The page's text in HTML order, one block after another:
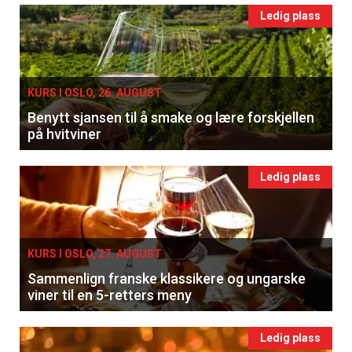
Ledig plass
KURS I OSLO, 26. AUGUST
Benytt sjansen til å smake og lære forskjellen
på hvitviner
Ledig plass
KURS I OSLO, 27. AUGUST
Sammenlign franske klassikere og ungarske
viner til en 5-retters meny
Ledig plass